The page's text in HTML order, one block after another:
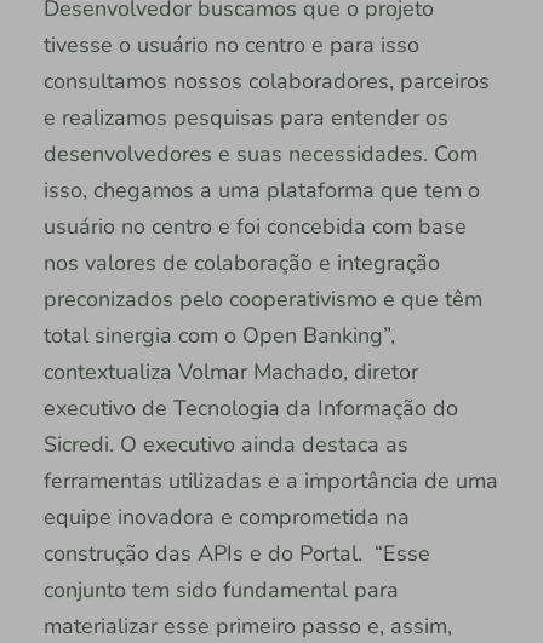
Desenvolvedor buscamos que o projeto
tivesse o usuário no centro e para isso
consultamos nossos colaboradores, parceiros
e realizamos pesquisas para entender os
desenvolvedores e suas necessidades. Com
isso, chegamos a uma plataforma que tem o
usuário no centro e foi concebida com base
nos valores de colaboração e integração
preconizados pelo cooperativismo e que têm
total sinergia com o Open Banking”,
contextualiza Volmar Machado, diretor
executivo de Tecnologia da Informação do
Sicredi. O executivo ainda destaca as
ferramentas utilizadas e a importância de uma
equipe inovadora e comprometida na
construção das APIs e do Portal. “Esse
conjunto tem sido fundamental para
materializar esse primeiro passo e, assim,